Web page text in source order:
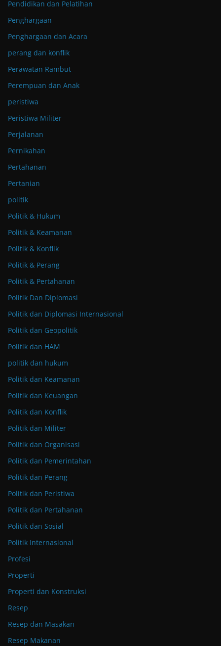
Pendidikan dan Pelatihan
Penghargaan
Penghargaan dan Acara
perang dan konflik
Perawatan Rambut
Perempuan dan Anak
peristiwa
Peristiwa Militer
Perjalanan
Pernikahan
Pertahanan
Pertanian
politik
Politik & Hukum
Politik & Keamanan
Politik & Konflik
Politik & Perang
Politik & Pertahanan
Politik Dan Diplomasi
Politik dan Diplomasi Internasional
Politik dan Geopolitik
Politik dan HAM
politik dan hukum
Politik dan Keamanan
Politik dan Keuangan
Politik dan Konflik
Politik dan Militer
Politik dan Organisasi
Politik dan Pemerintahan
Politik dan Perang
Politik dan Peristiwa
Politik dan Pertahanan
Politik dan Sosial
Politik Internasional
Profesi
Properti
Properti dan Konstruksi
Resep
Resep dan Masakan
Resep Makanan